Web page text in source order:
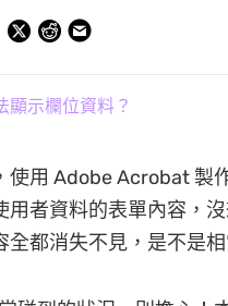
顯示欄位資料？
用 Adobe Acrobat 製
者資料的表單內容，
都消失不見，是不是相